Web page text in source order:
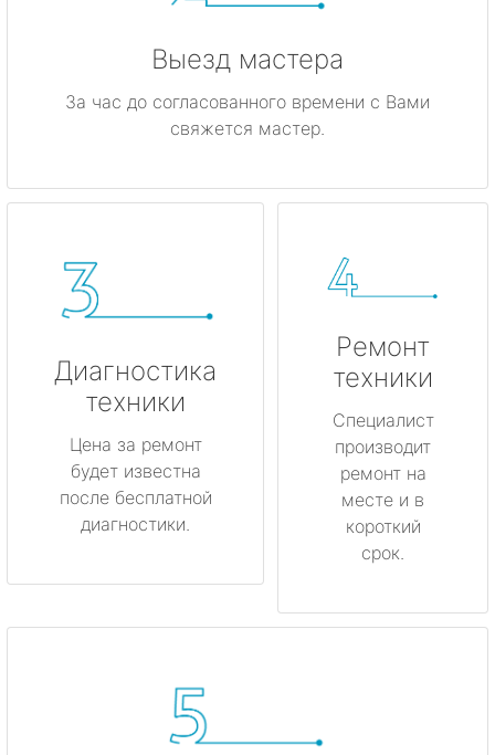
Выезд мастера
За час до согласованного времени с Вами
свяжется мастер.
Диагностика
техники
Цена за ремонт
будет известна
после бесплатной
диагностики.
Ремонт
техники
Специалист
производит
ремонт на
месте и в
короткий
срок.